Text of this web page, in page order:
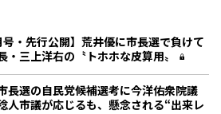
号・先行公開】荒井優に市長選で負けて
三上洋右の〝トホホな皮算用〟
長選の自民党候補選考に今洋佑衆院議
人市議が応じるも、懸念される“出来レ